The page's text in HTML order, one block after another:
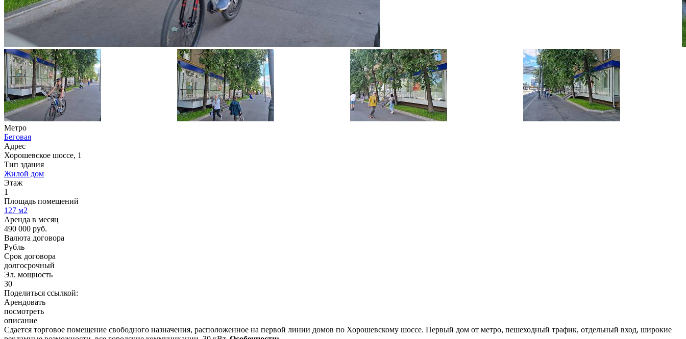
Метро
Беговая
Адрес
Хорошевское шоссе, 1
Тип здания
Жилой дом
Этаж
1
Площадь помещений
127 м2
Аренда в месяц
490 000 руб.
Валюта договора
Рубль
Срок договора
долгосрочный
Эл. мощность
30
Поделиться ссылкой:
Арендовать
посмотреть
описание
Сдается торговое помещение свободного назначения, расположенное на первой линии домов по Хорошевскому шоссе. Первый дом от метро, пешеходный трафик, отдельный вход, широкие